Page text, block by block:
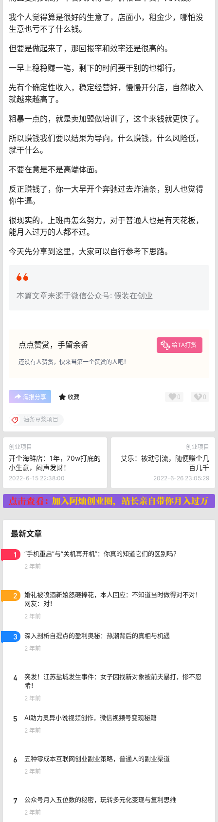
我个人觉得算是很好的生意了，店面小，租金少，哪怕没
生意也亏不了什么钱。
但要是做起来了，那回报率和效率还是很高的。
一早上稳稳赚一笔，剩下的时间要干别的也都行。
先有个确定性收入，稳定经营好，慢慢开分店，自然收入
就越来越高了。
粗暴一点的，就是卖加盟做培训了，这个来钱就更快了。
所以赚钱我们要以结果为导向，什么赚钱，什么风险低，
就干什么。
不要在意是不是高端体面。
反正赚钱了，你一大早开个奔驰过去炸油条，别人也觉得
你牛逼。
很现实的，上班再怎么努力，对于普通人也是有天花板，
能月入过万的人都不过。
今天先分享到这里，大家可以自行参考下思路。
本篇文章来源于微信公众号: 假装在创业
点点赞赏，手留余香 给TA打赏
还没有人赞赏，快来当第一个赞赏的人吧！
海报分享 收藏 0 0
油条豆浆项目
创业项目
开个海鲜店：1年，70w打底的
小生意，闷声发财！
2022-6-15 22:38:00
创业项目
艾乐：被动引流，随便赚个几
百几千
2022-6-26 23:05:29
最新文章
1 “手机重启”与“关机再开机”：你真的知道它们的区别吗？
2 年前
2
婚礼被喷酒新娘怒砸捧花，本人回应：不知道当时做得对不对！
网友：对！
2 年前
3 深入剖析自提点的盈利奥秘：热潮背后的真相与机遇
2 年前
4
突发！江苏盐城发生事件：女子因找新对象被前夫暴打，惨不忍
睹！
2 年前
5 AI助力灵异小说视频创作，微信视频号变现秘籍
2 年前
6 五种零成本互联网创业副业策略，普通人的副业渠道
2 年前
7 公众号月入五位数的秘密，玩转多元化变现与复利思维
2 年前